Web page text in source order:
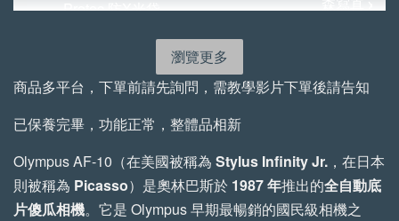
Protec 防X光袋
NT$ 855
- +NT$ 522
- +NT$ 80
加入購物車
瀏覽更多
商品多平台，下單前請先詢問，需教學影片下單後請告知
已保養完畢，功能正常，整體品相新
Olympus AF-10（在美國被稱為 Stylus Infinity Jr. ，在日本
則被稱為 Picasso）是奧林巴斯於 1987 年推出的全自動底
片傻瓜相機。它是 Olympus 早期最暢銷的國民級相機之